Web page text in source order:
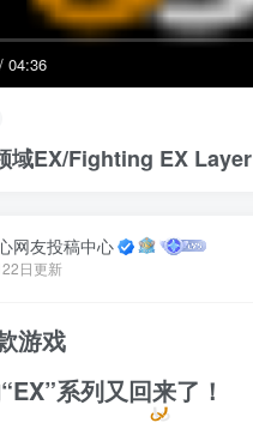
/ 04:36
域EX/Fighting EX Layer
网友投稿中心
日更新
游戏
系列又回来了！